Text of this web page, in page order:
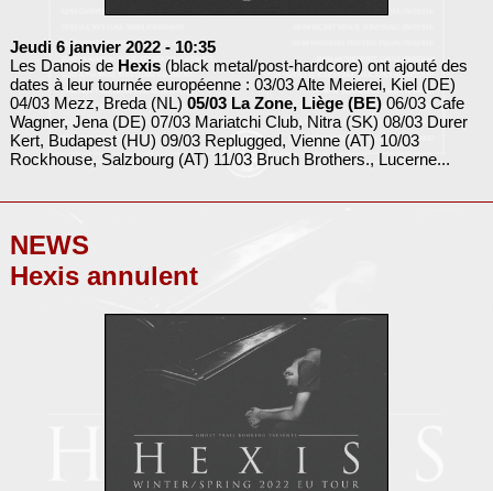
Jeudi 6 janvier 2022 - 10:35
Les Danois de Hexis(black metal/post-hardcore) ont ajouté des
dates à leur tournée européenne : 03/03 Alte Meierei, Kiel (DE)
04/03 Mezz, Breda (NL) 05/03 La Zone, Liège (BE)06/03 Cafe
Wagner, Jena (DE) 07/03 Mariatchi Club, Nitra (SK) 08/03 Durer
Kert, Budapest (HU) 09/03 Replugged, Vienne (AT) 10/03
Rockhouse, Salzbourg (AT) 11/03 Bruch Brothers., Lucerne...
NEWS
Hexis annulent